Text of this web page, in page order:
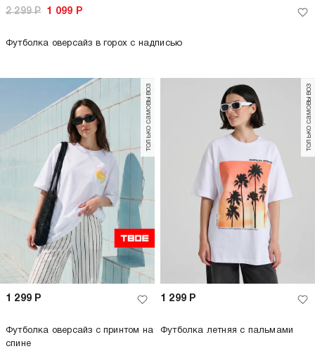
2 299Р 1 099 Р
Футболка оверсайз в горох с надписью
только самовывоз
1 299 Р
Футболка оверсайз с принтом на
спине
только самовывоз
1 299 Р
Футболка летняя с пальмами